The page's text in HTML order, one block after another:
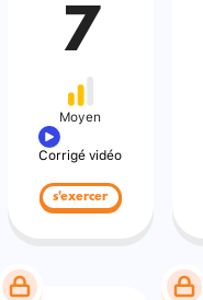
7
Moyen
Corrigé vidéo
s'exercer